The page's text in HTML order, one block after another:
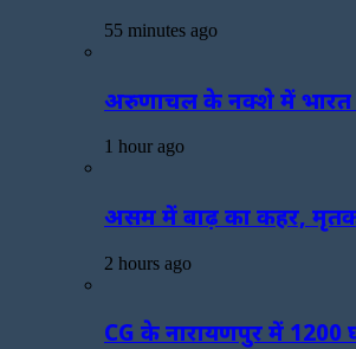
55 minutes ago
अरुणाचल के नक्शे में भारत
1 hour ago
असम में बाढ़ का कहर,
2 hours ago
CG के नारायणपुर में 1200